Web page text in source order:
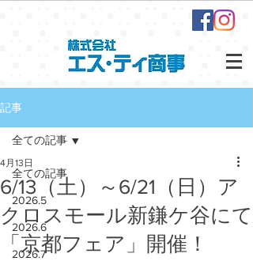
記事
全ての記事
2026.5
2026.6
2026.7
全ての記事
6/13（土）～6/21（日）ア
クロスモール新鎌ケ谷にて
「京都フェア」開催！
4月13日